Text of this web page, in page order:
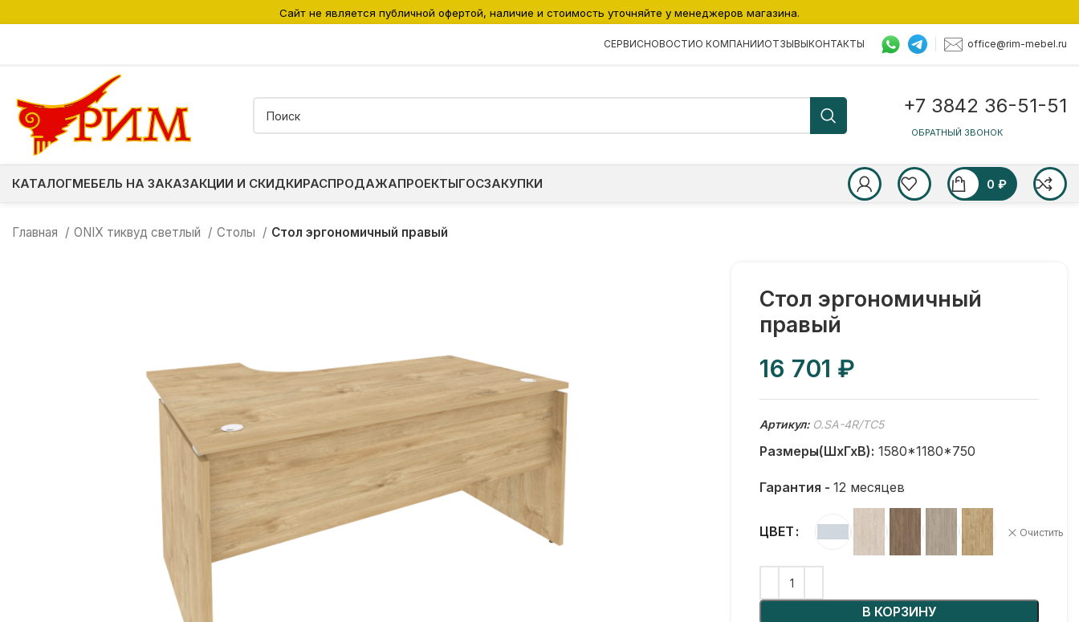
СЕРВИСНОВОСТИО КОМПАНИИОТЗЫВЫКОНТАКТЫ office@rim-mebel.ru
+7 3842 36-51-51
ОБРАТНЫЙ ЗВОНОК
КАТАЛОГМЕБЕЛЬ НА ЗАКАЗАКЦИИ И СКИДКИРАСПРОДАЖАПРОЕКТЫГОСЗАКУПКИ 0 ₽
Главная ONIX тиквуд светлый Столы Стол эргономичный правый
Стол эргономичный
правый
₽
Артикул: O.SA-4R/ТС5
Размеры(ШхГхВ): 1580*1180*750
Гарантия - 12 месяцев
ЦВЕТ Очистить
В КОРЗИНУ
Сайт не является публичной офертой, наличие и стоимость уточняйте у менеджеров магазина.